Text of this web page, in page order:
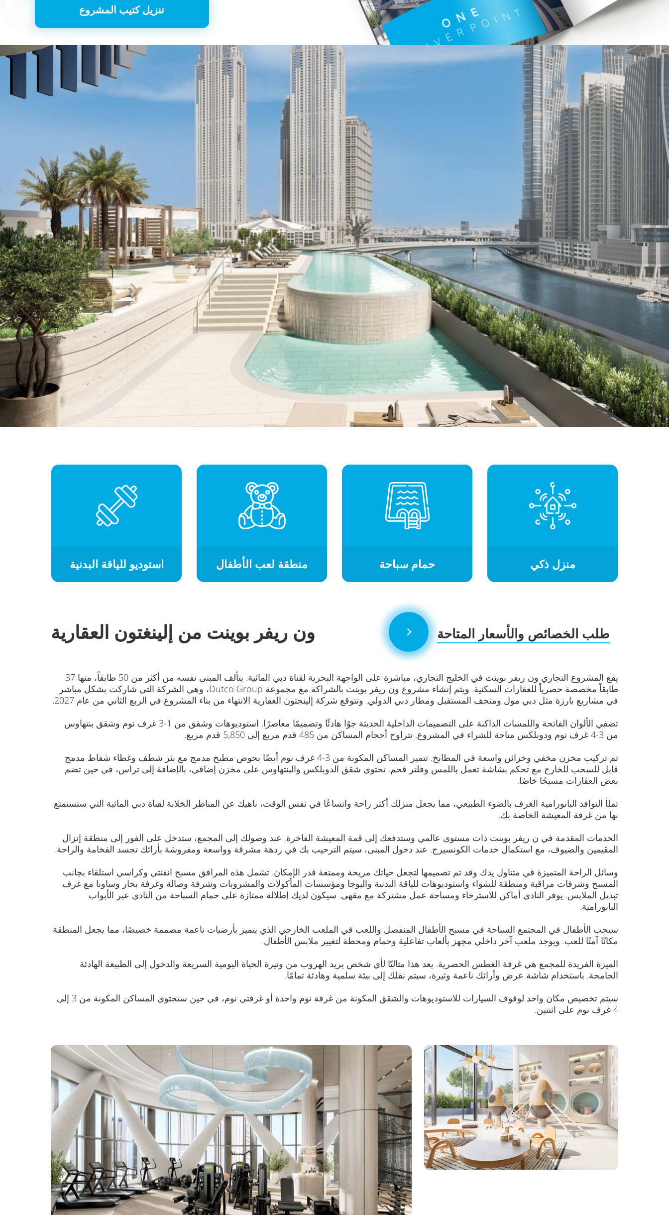
تنزيل كتيب المشروع
استوديو للياقة البدنية منطقة لعب الأطفال حمام سباحة منزل ذكي
ون ريفر بوينت من إلينغتون العقارية طلب الخصائص والأسعار المتاحة
يقع المشروع التجاري ون ريفر بوينت في الخليج التجاري، مباشرة على الواجهة البحرية لقناة دبي المائية. يتألف المبنى نفسه من أكثر من 50 طابقاً، منها 37
طابقاً مخصصة حصرياً للعقارات السكنية. ويتم إنشاء مشروع ون ريفر بوينت بالشراكة مع مجموعة Dutco Group، وهي الشركة التي شاركت بشكل مباشر
في مشاريع بارزة مثل دبي مول ومتحف المستقبل ومطار دبي الدولي. وتتوقع شركة إلينجتون العقارية الانتهاء من بناء المشروع في الربع الثاني من عام 2027.
تضفي الألوان الفاتحة واللمسات الداكنة على التصميمات الداخلية الحديثة جوًا هادئًا وتصميمًا معاصرًا. استوديوهات وشقق من 1-3 غرف نوم وشقق بنتهاوس
من 3-4 غرف نوم ودوبلكس متاحة للشراء في المشروع. تتراوح أحجام المساكن من 485 قدم مربع إلى 5,850 قدم مربع.
تم تركيب مخزن مخفي وخزائن واسعة في المطابخ. تتميز المساكن المكونة من 3-4 غرف نوم أيضًا بحوض مطبخ مدمج مع بئر شطف وغطاء شفاط مدمج
قابل للسحب للخارج مع تحكم بشاشة تعمل باللمس وفلتر فحم. تحتوي شقق الدوبلكس والبنتهاوس على مخزن إضافي، بالإضافة إلى تراس، في حين تضم
بعض العقارات مسبحًا خاصًا.
تملأ النوافذ البانورامية الغرف بالضوء الطبيعي، مما يجعل منزلك أكثر راحة واتساعًا في نفس الوقت، ناهيك عن المناظر الخلابة لقناة دبي المائية التي ستستمتع
بها من غرفة المعيشة الخاصة بك.
الخدمات المقدمة في ن ريفر بوينت ذات مستوى عالمي وستدفعك إلى قمة المعيشة الفاخرة. عند وصولك إلى المجمع، ستدخل على الفور إلى منطقة إنزال
المقيمين والضيوف، مع استكمال خدمات الكونسيرج. عند دخول المبنى، سيتم الترحيب بك في ردهة مشرقة وواسعة ومفروشة بأرائك تجسد الفخامة والراحة.
وسائل الراحة المتميزة في متناول يدك وقد تم تصميمها لتجعل حياتك مريحة وممتعة قدر الإمكان. تشمل هذه المرافق مسبح انفنتي وكراسي استلقاء بجانب
المسبح وشرفات مراقبة ومنطقة للشواء واستوديوهات للياقة البدنية واليوجا ومؤسسات المأكولات والمشروبات وشرفة وصالة وغرفة بخار وساونا مع غرف
تبديل الملابس. يوفر النادي أماكن للاسترخاء ومساحة عمل مشتركة مع مقهى. سيكون لديك إطلالة ممتازة على حمام السباحة من النادي عبر الأبواب
البانورامية.
سيحب الأطفال في المجتمع السباحة في مسبح الأطفال المنفصل واللعب في الملعب الخارجي الذي يتميز بأرضيات ناعمة مصممة خصيصًا، مما يجعل المنطقة
مكانًا آمنًا للعب. ويوجد ملعب آخر داخلي مجهز بألعاب تفاعلية وحمام ومحطة لتغيير ملابس الأطفال.
الميزة الفريدة للمجمع هي غرفة الغطس الحصرية. يعد هذا مثاليًا لأي شخص يريد الهروب من وتيرة الحياة اليومية السريعة والدخول إلى الطبيعة الهادئة
الجامحة. باستخدام شاشة عرض وأرائك ناعمة وثيرة، سيتم نقلك إلى بيئة سلمية وهادئة تمامًا.
سيتم تخصيص مكان واحد لوقوف السيارات للاستوديوهات والشقق المكونة من غرفة نوم واحدة أو غرفتي نوم، في حين ستحتوي المساكن المكونة من 3 إلى
4 غرف نوم على اثنتين.